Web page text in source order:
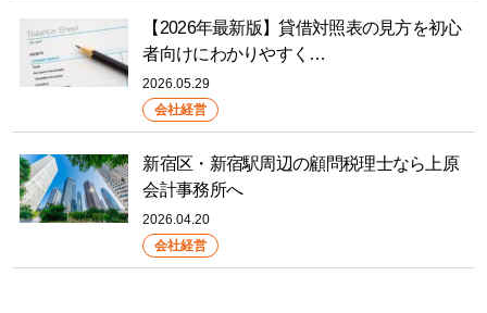
【2026年最新版】貸借対照表の見方を初心
者向けにわかりやすく…
2026.05.29
会社経営
新宿区・新宿駅周辺の顧問税理士なら上原
会計事務所へ
2026.04.20
会社経営